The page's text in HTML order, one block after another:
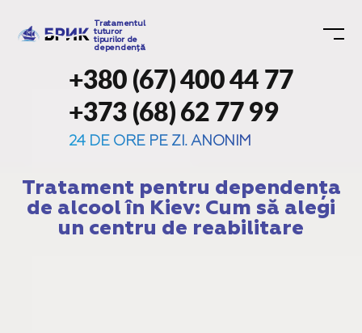
Tratamentul
tuturor
tipurilor de
dependență
+380 (67) 400 44 77
+373 (68) 62 77 99
24 DE ORE PE ZI. ANONIM
Tratament pentru dependența
de alcool în Kiev: Cum să alegi
un centru de reabilitare